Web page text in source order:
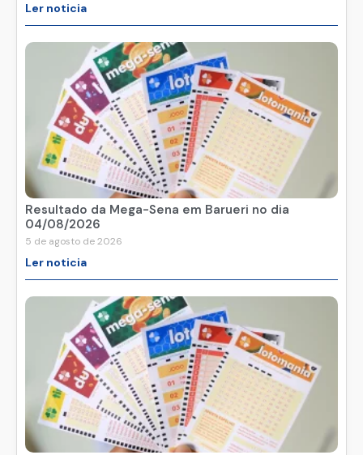
Ler noticia
Resultado da Mega-Sena em Barueri no dia
04/08/2026
5 de agosto de 2026
Ler noticia